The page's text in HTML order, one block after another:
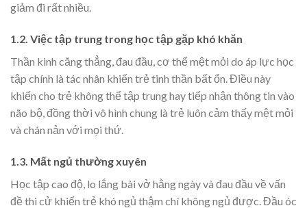
giảm đi rất nhiều.
1.2. Việc tập trung trong học tập gặp khó khăn
Thần kinh căng thẳng, đau đầu, cơ thể mệt mỏi do áp lực học
tập chính là tác nhân khiến trẻ tinh thần bất ổn. Điều này
khiến cho trẻ không thể tập trung hay tiếp nhận thông tin vào
não bộ, đồng thời vô hình chung là trẻ luôn cảm thấy mệt mỏi
và chán nản với mọi thứ.
1.3. Mất ngủ thường xuyên
Học tập cao độ, lo lắng bài vở hằng ngày và đau đầu về vấn
đề thi cử khiến trẻ khó ngủ thậm chí không ngủ được. Đầu óc